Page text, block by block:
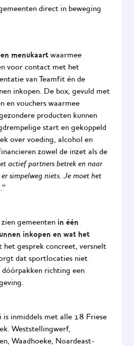
direct in beweging
menukaart waarmee
voor contact met het
van Teamfit én de
inkopen. De box, gevuld met
en vouchers waarmee
producten kunnen
start en gekoppeld
over voeding, alcohol en
zowel de inzet als de
actief partners betrek en naar
simpelweg niets. Je moet het
”
gemeenten in één
inkopen en wat het
het gesprek concreet, versnelt
dat sportlocaties niet
richting een
is inmiddels met alle 18 Friese
Weststellingwerf,
Waadhoeke, Noardeast-